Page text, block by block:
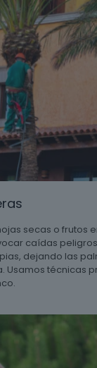
secas o frutos
caídas
dejando las
Usamos técnicas